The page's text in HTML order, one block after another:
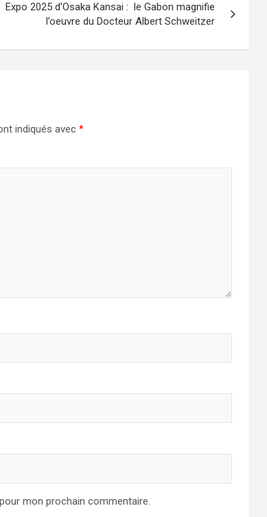
Expo 2025 d’Osaka Kansai : le Gabon magnifie
l’oeuvre du Docteur Albert Schweitzer
indiqués avec *
mon prochain commentaire.